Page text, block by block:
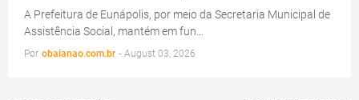
A Prefeitura de Eunápolis, por meio da Secretaria Municipal de
Assistência Social, mantém em fun…
Por obaianao.com.br - August 03, 2026